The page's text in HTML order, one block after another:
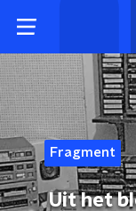
Fragment
Uit het